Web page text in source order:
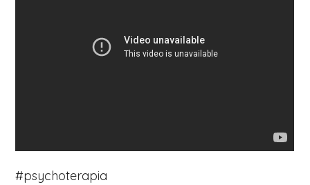
#psychoterapia